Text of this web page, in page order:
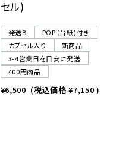
セル)
発送B
POP（台紙)付き
カプセル入り
新商品
3-4営業日を目安に発送
400円商品
¥6,500 (税込価格¥7,150 )